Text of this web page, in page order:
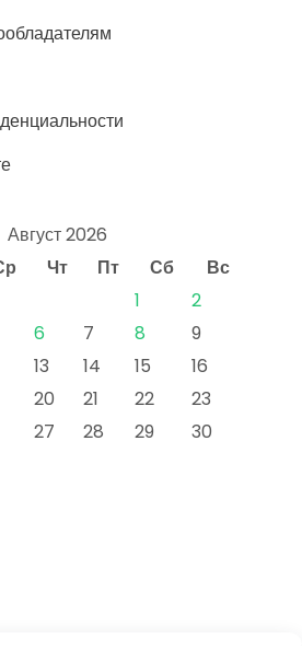
Август 2026
Чт Пт Сб
Вс
1
2
6 7 8
9
13 14 15
16
20 21 22
23
27 28 29
30